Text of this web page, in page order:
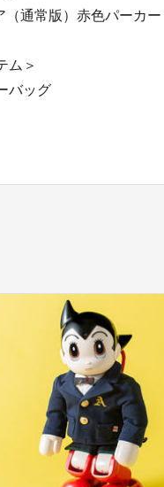
（通常版）赤色パーカ
ム＞
バッグ